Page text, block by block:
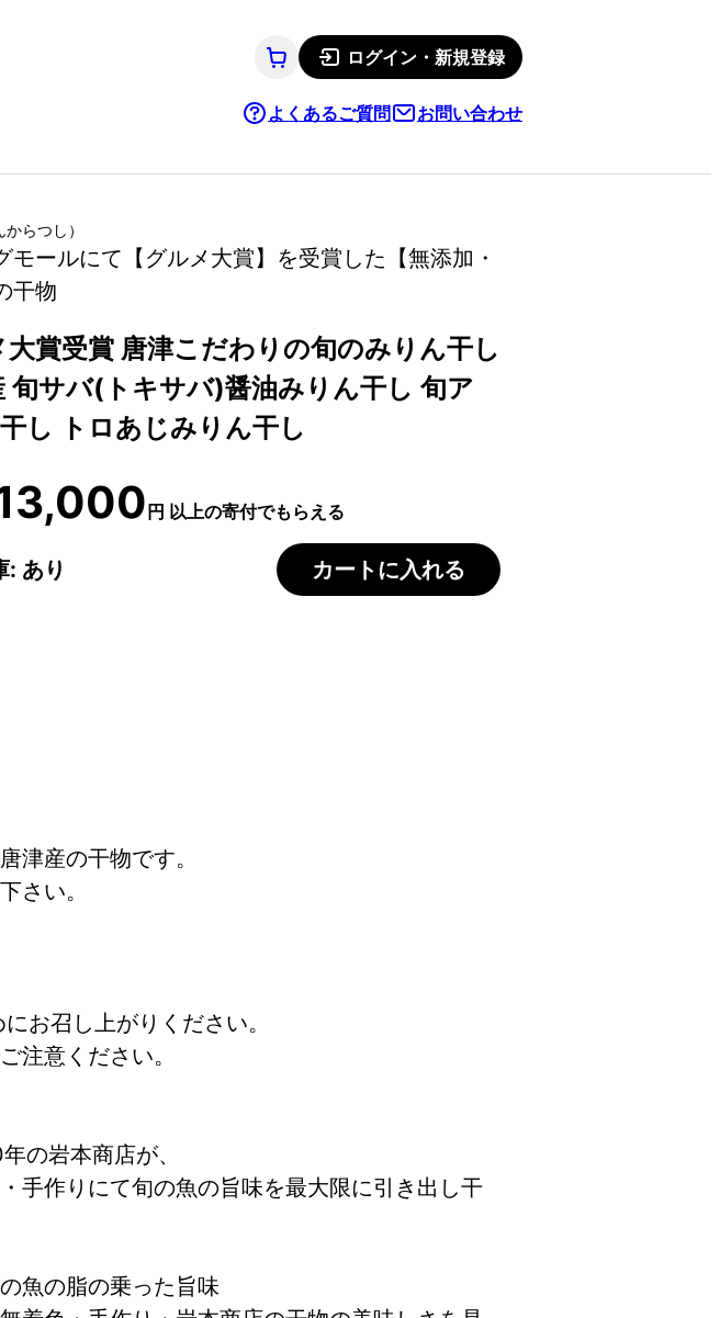
ログイン・新規登録
よくあるご質問 お問い合わせ
、鮮度、等徹底的にこだわり厳選した岩本商店の干物で
賞味期限は、冷凍保存にて30日間ござ
からつし ）
モールにて【グルメ大賞】を受賞した【無添加・
干物
賞受賞 唐津こだわりの旬のみりん干し
旬サバ(トキサバ)醤油みりん干し 旬ア
し トロあじみりん干し
円 以上の寄付でもらえる
: あり カートに入れる
津産の干物です。
さい。
お召し上がりください。
注意ください。
の岩本商店が、
手作りにて旬の魚の旨味を最大限に引き出し干
魚の脂の乗った旨味